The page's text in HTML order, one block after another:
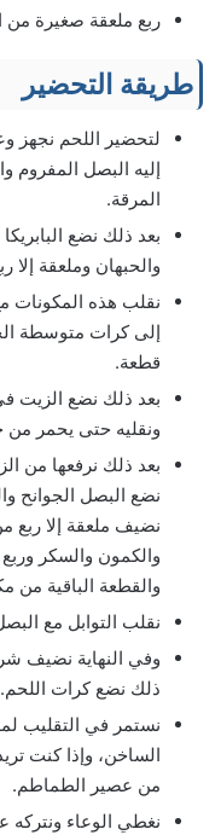
ربع ملعقة صغيرة من
طریقة التحضير
لتحضير اللحم نجهز
إليه البصل
المرقة.
بعد ذلك نضع
والحبهان وملعقة إلا
نقلب هذه المكونات
قطعة.
بعد ذلك نضع الزيت
ونقليه حتى يحمر من
بعد ذلك نرفعها من
نضع البصل الجوانح
نضيف ملعقة إلا ربع
والكمون والسكر
والقطعة الباقية من
نقلب التوابل مع
وفي النهاية نضيف
ذلك نضع كرات اللحم.
نستمر في التقليب
الساخن، وإذا كنت
من عصير الطماطم.
نغطي الوعاء ونتركه